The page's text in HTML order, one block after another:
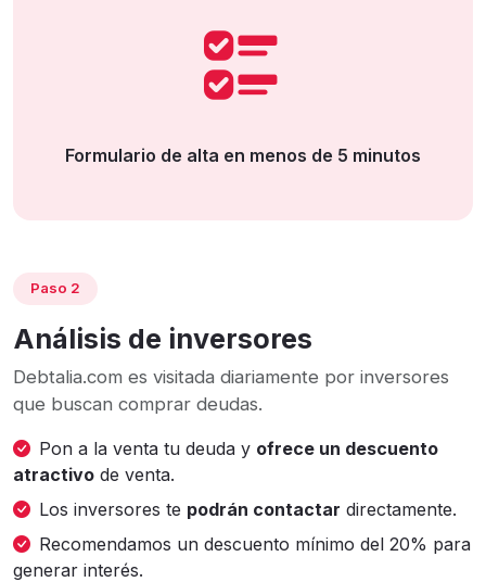
Formulario de alta en menos de 5 minutos
Paso 2
Análisis de inversores
Debtalia.com es visitada diariamente por inversores
que buscan comprar deudas.
Pon a la venta tu deuda y ofrece un descuento
atractivo de venta.
Los inversores te podrán contactar directamente.
Recomendamos un descuento mínimo del 20% para
generar interés.